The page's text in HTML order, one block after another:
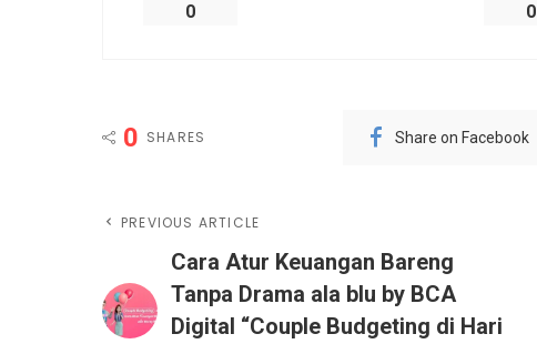
0 0
0 SHARES Share on Facebook
PREVIOUS ARTICLE
Cara Atur Keuangan Bareng
Tanpa Drama ala blu by BCA
Digital “Couple Budgeting di Hari